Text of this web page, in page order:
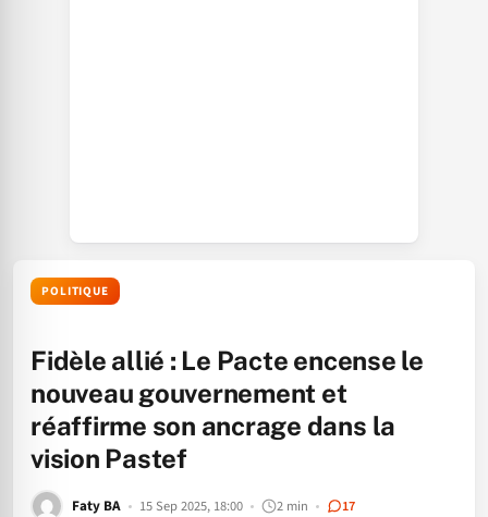
POLITIQUE
Fidèle allié : Le Pacte encense le
nouveau gouvernement et
réaffirme son ancrage dans la
vision Pastef
Faty BA 15 Sep 2025, 18:00 2 min 17